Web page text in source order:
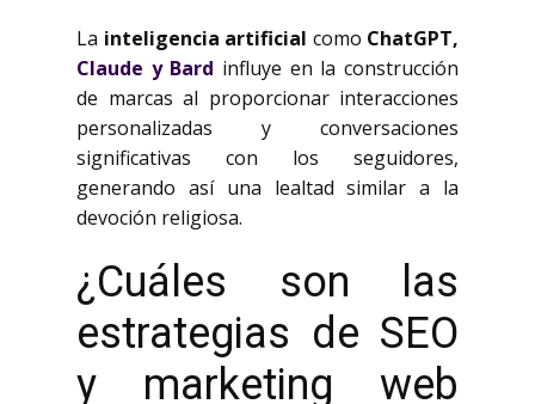
La inteligencia artificial como ChatGPT,
Claude y Bard influye en la construcción
de marcas al proporcionar interacciones
personalizadas y conversaciones
significativas con los seguidores,
generando así una lealtad similar a la
devoción religiosa.
¿Cuáles son las
estrategias de SEO
y marketing web